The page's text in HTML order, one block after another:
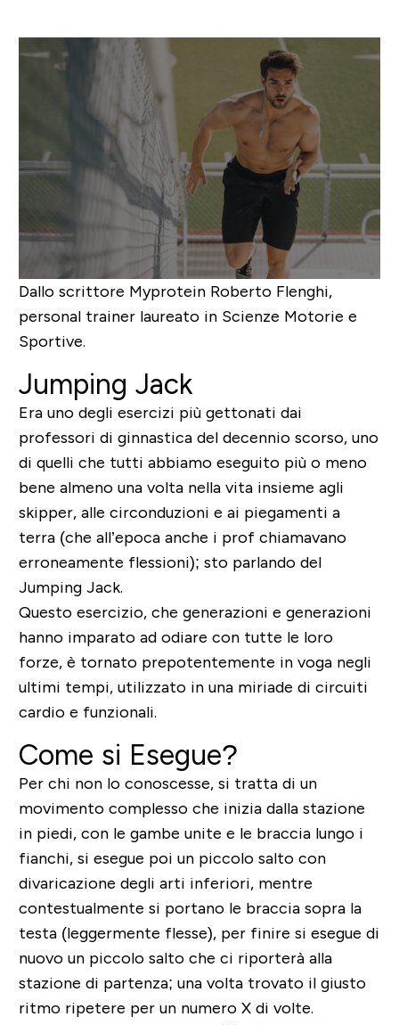
Dallo scrittore Myprotein Roberto Flenghi,
personal trainer laureato in Scienze Motorie e
Sportive.
Jumping Jack
Era uno degli esercizi più gettonati dai
professori di ginnastica del decennio scorso, uno
di quelli che tutti abbiamo eseguito più o meno
bene almeno una volta nella vita insieme agli
skipper, alle circonduzioni e ai piegamenti a
terra (che all’epoca anche i prof chiamavano
erroneamente flessioni); sto parlando del
Jumping Jack.
Questo esercizio, che generazioni e generazioni
hanno imparato ad odiare con tutte le loro
forze, è tornato prepotentemente in voga negli
ultimi tempi, utilizzato in una miriade di circuiti
cardio e funzionali.
Come si Esegue?
Per chi non lo conoscesse, si tratta di un
movimento complesso che inizia dalla stazione
in piedi, con le gambe unite e le braccia lungo i
fianchi, si esegue poi un piccolo salto con
divaricazione degli arti inferiori, mentre
contestualmente si portano le braccia sopra la
testa (leggermente flesse), per finire si esegue di
nuovo un piccolo salto che ci riporterà alla
stazione di partenza; una volta trovato il giusto
ritmo ripetere per un numero X di volte.